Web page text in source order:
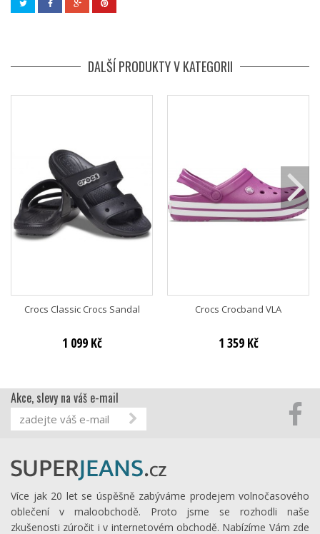
DALŠÍ PRODUKTY V KATEGORII
Crocs Classic Crocs Sandal
1 099 Kč
Crocs Crocband VLA
1 359 Kč
Akce, slevy na váš e-mail
Více jak 20 let se úspěšně zabýváme prodejem volnočasového
oblečení v maloobchodě. Proto jsme se rozhodli naše
zkušenosti zúročit i v internetovém obchodě. Nabízíme Vám zde